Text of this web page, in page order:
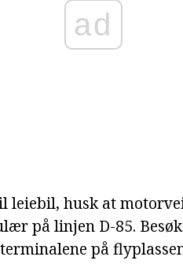
ad
leiebil, husk at
på linjen D-85.
på